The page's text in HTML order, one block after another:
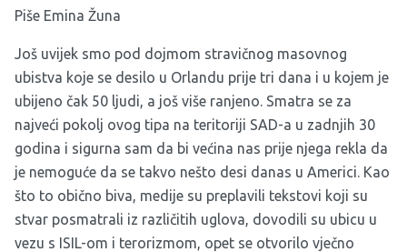
Piše Emina Žuna
Još uvijek smo pod dojmom stravičnog masovnog
ubistva koje se desilo u Orlandu prije tri dana i u kojem je
ubijeno čak 50 ljudi, a još više ranjeno. Smatra se za
najveći pokolj ovog tipa na teritoriji SAD-a u zadnjih 30
godina i sigurna sam da bi većina nas prije njega rekla da
je nemoguće da se takvo nešto desi danas u Americi. Kao
što to obično biva, medije su preplavili tekstovi koji su
stvar posmatrali iz različitih uglova, dovodili su ubicu u
vezu s ISIL-om i terorizmom, opet se otvorilo vječno